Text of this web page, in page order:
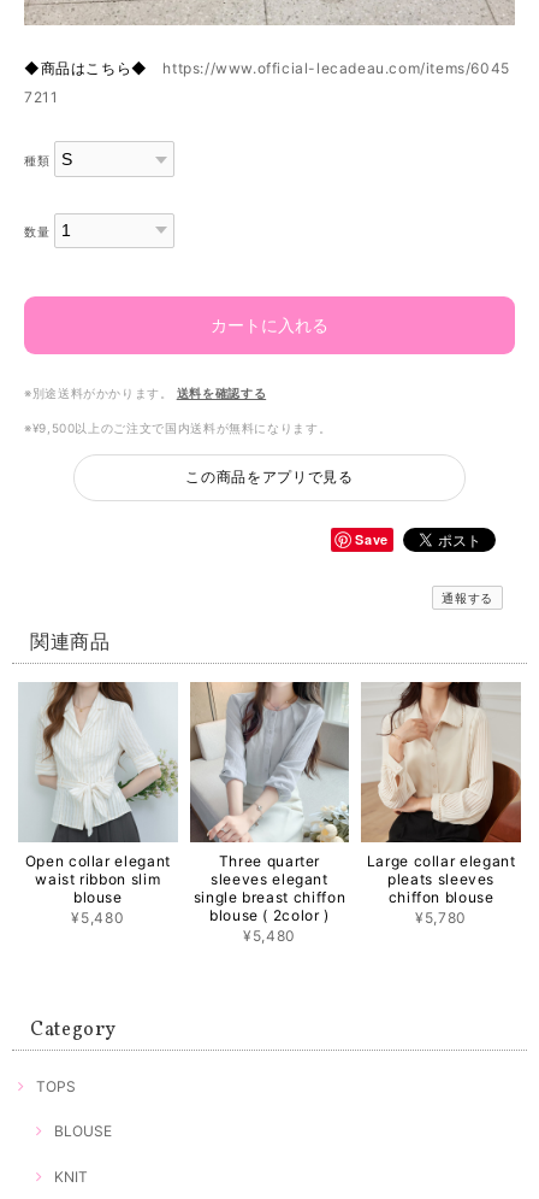
◆商品はこちら◆ https://www.official-lecadeau.com/items/6045
7211
種類
数量
カートに入れる
※別途送料がかかります。 送料を確認する
※¥9,500以上のご注文で国内送料が無料になります。
この商品をアプリで見る
Save
通報する
関連商品
Open collar elegant
waist ribbon slim
blouse
¥5,480
Three quarter
sleeves elegant
single breast chiffon
blouse ( 2color )
¥5,480
Large collar elegant
pleats sleeves
chiffon blouse
¥5,780
Category
TOPS
BLOUSE
KNIT